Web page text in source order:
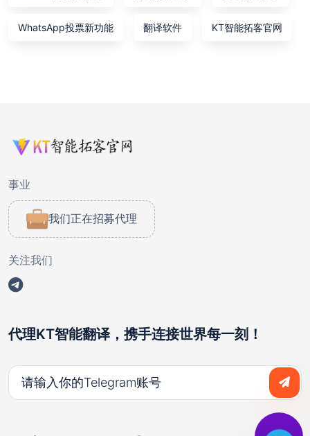
WhatsApp投票新功能 翻译软件 KT智能拓客官网
事业
我们正在招募代理
关注我们
代理KT智能翻译，携手连接世界每一刻！